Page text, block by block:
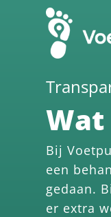
Wat
Bij
een
gedaan.
er extra